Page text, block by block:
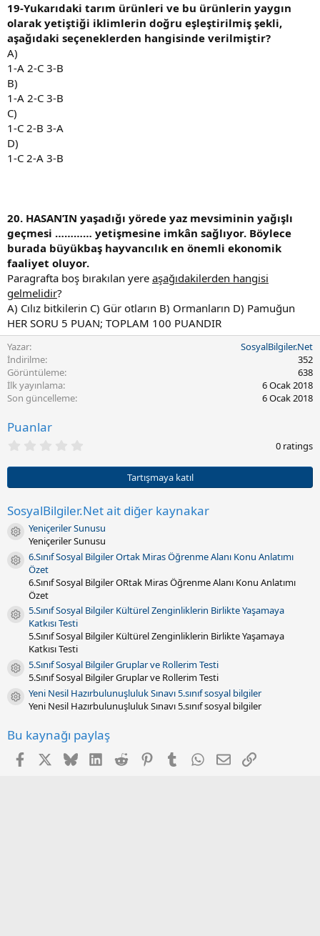
19-Yukarıdaki tarım ürünleri ve bu ürünlerin yaygın
olarak yetiştiği iklimlerin doğru eşleştirilmiş şekli,
aşağıdaki seçeneklerden hangisinde verilmiştir?
A)
1-A 2-C 3-B
B)
1-A 2-C 3-B
C)
1-C 2-B 3-A
D)
1-C 2-A 3-B
20. HASAN’IN yaşadığı yörede yaz mevsiminin yağışlı
geçmesi ………… yetişmesine imkân sağlıyor. Böylece
burada büyükbaş hayvancılık en önemli ekonomik
faaliyet oluyor.
Paragrafta boş bırakılan yere aşağıdakilerden hangisi
gelmelidir?
A) Cılız bitkilerin C) Gür otların B) Ormanların D) Pamuğun
HER SORU 5 PUAN; TOPLAM 100 PUANDIR
Yazar
SosyalBilgiler.Net
İndirilme
352
Görüntüleme
638
İlk yayınlama
6 Ocak 2018
Son güncelleme
6 Ocak 2018
Puanlar
0
y
l
d
ı
z
(
l
r
0 ratings
Tartışmaya katıl
SosyalBilgiler.Net ait diğer kaynakar
Kaynak ikonu
Yeniçeriler Sunusu
Yeniçeriler Sunusu
Kaynak ikonu
6.Sınıf Sosyal Bilgiler Ortak Miras Öğrenme Alanı Konu Anlatımı
Özet
6.Sınıf Sosyal Bilgiler ORtak Miras Öğrenme Alanı Konu Anlatımı
Özet
Kaynak ikonu
5.Sınıf Sosyal Bilgiler Kültürel Zenginliklerin Birlikte Yaşamaya
Katkısı Testi
5.Sınıf Sosyal Bilgiler Kültürel Zenginliklerin Birlikte Yaşamaya
Katkısı Testi
Kaynak ikonu
5.Sınıf Sosyal Bilgiler Gruplar ve Rollerim Testi
5.Sınıf Sosyal Bilgiler Gruplar ve Rollerim Testi
Kaynak ikonu
Yeni Nesil Hazırbulunuşluluk Sınavı 5.sınıf sosyal bilgiler
Yeni Nesil Hazırbulunuşluluk Sınavı 5.sınıf sosyal bilgiler
Bu kaynağı paylaş
Facebook BlueskyLinkedInReddit PinterestTumblr WhatsApp
E-postaLink